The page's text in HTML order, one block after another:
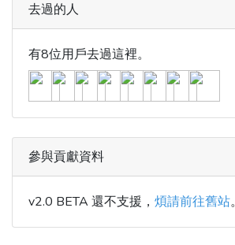
去過的人
有8位用戶去過這裡。
參與貢獻資料
v2.0 BETA 還不支援， 煩請前往舊站。